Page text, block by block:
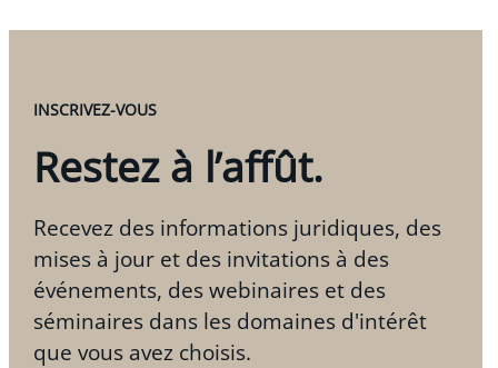
INSCRIVEZ-VOUS
Restez à l’affût.
Recevez des informations juridiques, des
mises à jour et des invitations à des
événements, des webinaires et des
séminaires dans les domaines d'intérêt
que vous avez choisis.